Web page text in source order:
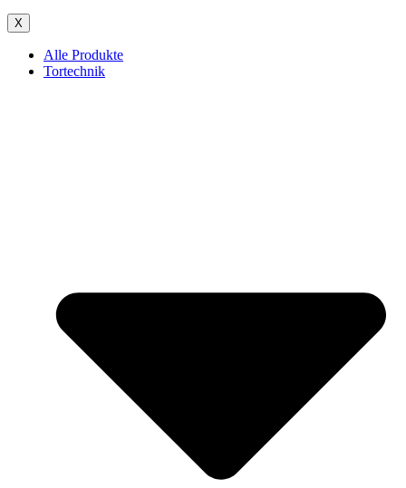
X
Alle Produkte
Tortechnik